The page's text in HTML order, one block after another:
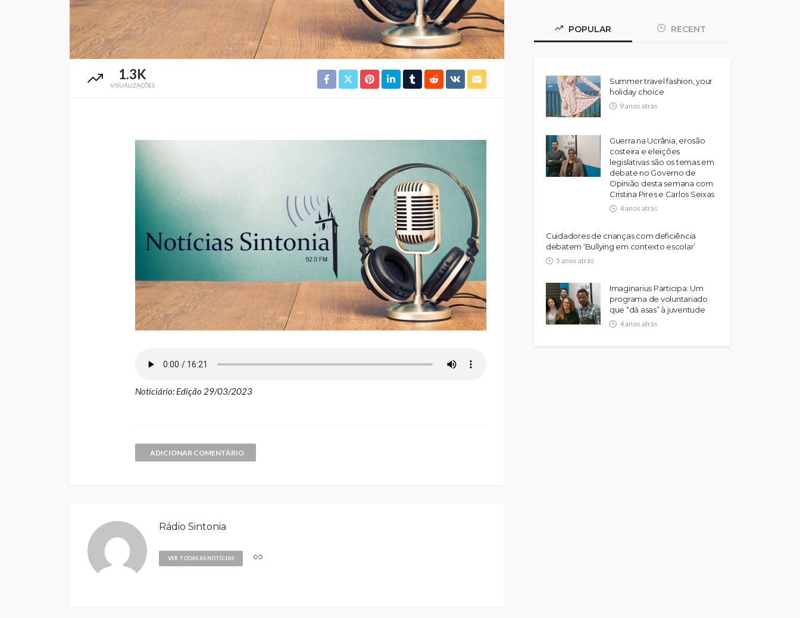
1.3K
VISUALIZAÇÕES
Noticiário: Edição 29/03/2023
ADICIONAR COMENTÁRIO
Rádio Sintonia
VER TODAS AS NOTÍCIAS
POPULAR RECENT
Summer travel fashion, your
holiday choice
9 anos atrás
Guerra na Ucrânia, erosão
costeira e eleições
legislativas são os temas em
debate no Governo de
Opinião desta semana com
Cristina Pires e Carlos Seixas
4 anos atrás
Cuidadores de crianças com deficiência
debatem ‘Bullying em contexto escolar’
5 anos atrás
Imaginarius Participa: Um
programa de voluntariado
que “dá asas” à juventude
4 anos atrás